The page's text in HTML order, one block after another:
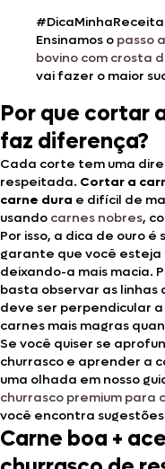
Ensinamos o passo
bovino com crosta
vai fazer o maior
Por que cortar
faz diferença?
Cada corte tem uma
respeitada. Cortar a
carne dura e difícil de
usando carnes nobres,
Por isso, a dica de ouro
garante que você esteja
deixando-a mais macia.
basta observar as
deve ser perpendicular
carnes mais magras
Se você quiser se
churrasco e aprender a
uma olhada em nosso
churrasco premium para
você encontra
Carne boa +